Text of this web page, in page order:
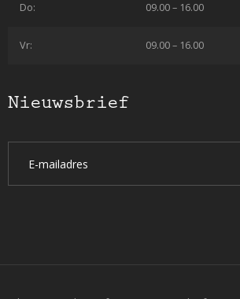
Do: 09.00 – 16.00
Vr: 09.00 – 16.00
Nieuwsbrief